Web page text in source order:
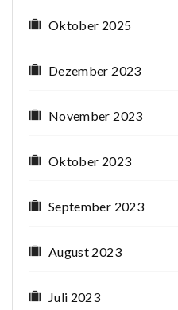
Oktober 2025
Dezember 2023
November 2023
Oktober 2023
September 2023
August 2023
Juli 2023